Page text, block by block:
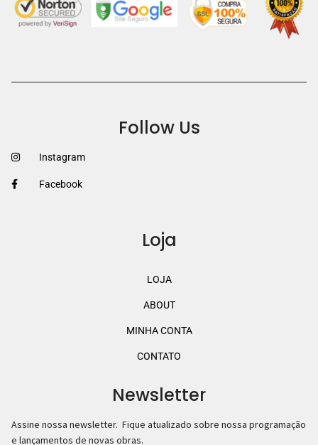
Follow Us
Instagram
Facebook
Loja
LOJA
ABOUT
MINHA CONTA
CONTATO
Newsletter
Assine nossa newsletter. Fique atualizado sobre nossa programação
e lançamentos de novas obras.